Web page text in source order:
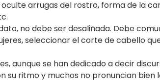
oculte arrugas del rostro, forma de la
no debe ser desaliñada. Debe
seleccionar el corte de cabello
aunque se han dedicado a decir
su ritmo y muchos no pronuncian